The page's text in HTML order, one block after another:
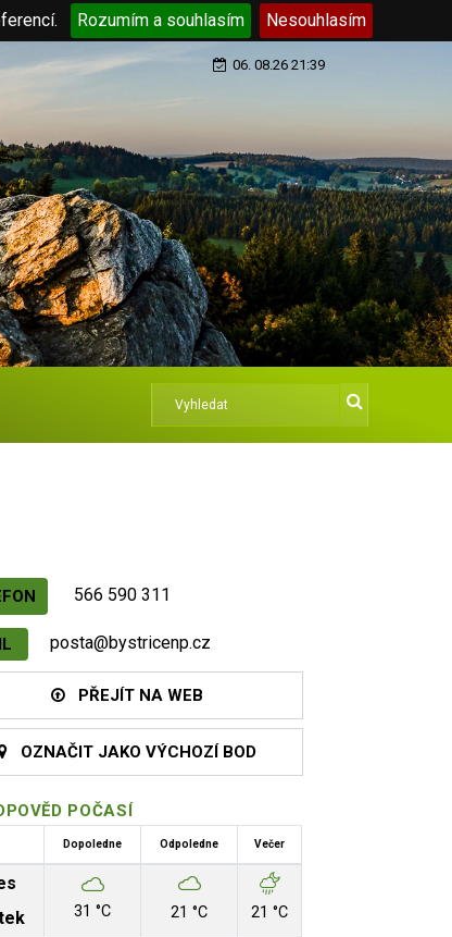
Rozumím a souhlasím Nesouhlasím
06. 08.26 21:39
566 590 311
posta@bystricenp.cz
PŘEJÍT NA WEB
OZNAČIT JAKO VÝCHOZÍ BOD
POČASÍ
Dopoledne Odpoledne Večer
31 °C 21 °C 21 °C